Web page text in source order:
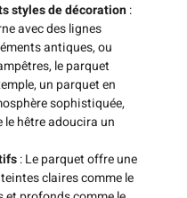
styles de décoration:
avec des lignes
antiques, ou
le parquet
un parquet en
sophistiquée,
hêtre adoucira un
: Le parquet offre une
claires comme le